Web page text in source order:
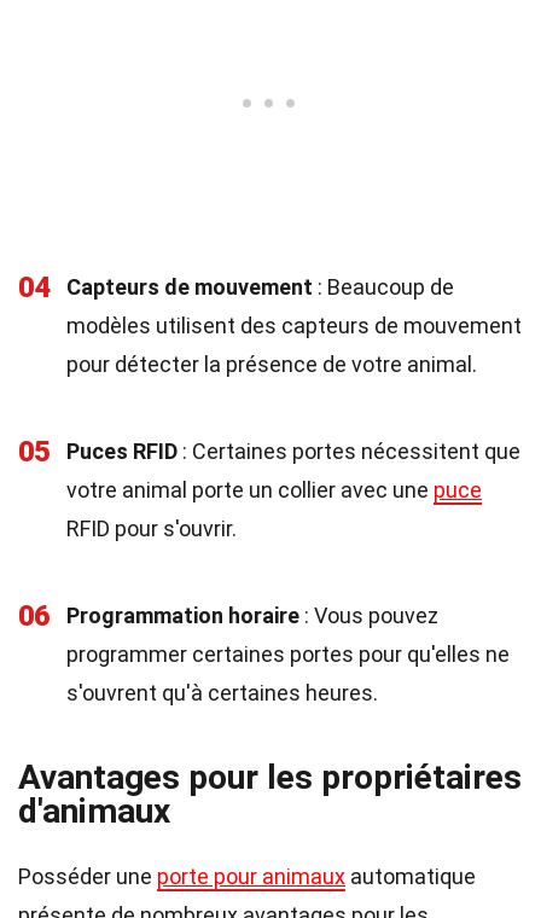
04 Capteurs de mouvement : Beaucoup de
modèles utilisent des capteurs de mouvement
pour détecter la présence de votre animal.
05 Puces RFID : Certaines portes nécessitent que
votre animal porte un collier avec une puce
RFID pour s'ouvrir.
06 Programmation horaire : Vous pouvez
programmer certaines portes pour qu'elles ne
s'ouvrent qu'à certaines heures.
Avantages pour les propriétaires
d'animaux
Posséder une porte pour animaux automatique